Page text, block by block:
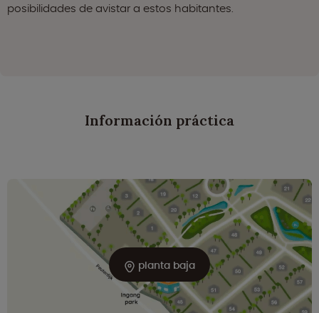
posibilidades de avistar a estos habitantes.
Información práctica
planta baja